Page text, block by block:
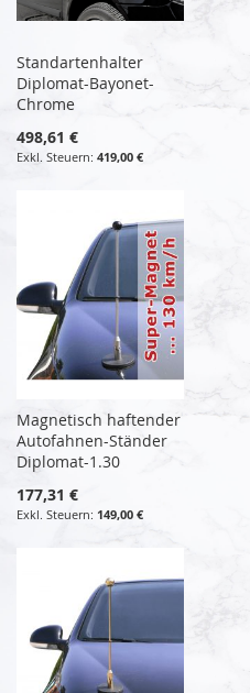
Standartenhalter
Diplomat-Bayonet-
Chrome
498,61 €
419,00 €
Magnetisch haftender
Autofahnen-Ständer
Diplomat-1.30
177,31 €
149,00 €